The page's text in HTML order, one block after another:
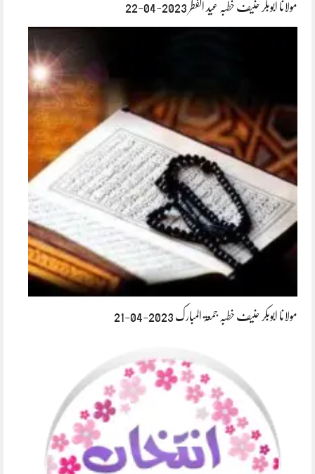
مولانا ابوبکر حنیف خطبہ عید الفطر 2023-04-22
مولانا ابوبکر حنیف خطبہ جمعۃ المبارک 2023-04-21